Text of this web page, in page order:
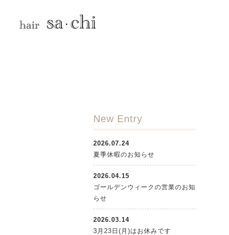
New Entry
2026.07.24
夏季休暇のお知らせ
2026.04.15
ゴールデンウィークの営業のお知
らせ
2026.03.14
3月23日(月)はお休みです